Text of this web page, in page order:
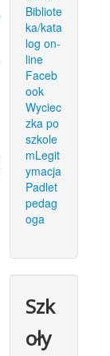
Bibliote
ka/kata
log on-
line
Faceb
ook
Wyciec
zka po
szkole
mLegit
ymacja
Padlet
pedag
oga
Szk
oły